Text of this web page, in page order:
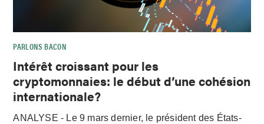
PARLONS BACON
Intérêt croissant pour les
cryptomonnaies: le début d’une cohésion
internationale?
ANALYSE - Le 9 mars dernier, le président des États-